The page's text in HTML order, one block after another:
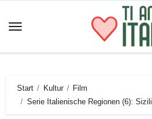
Inhalt
Start Kultur
Film
Serie Italienische Regionen (6):